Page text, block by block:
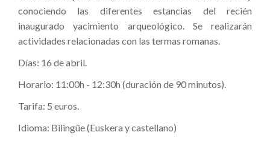
conociendo las diferentes estancias del recién
inaugurado yacimiento arqueológico. Se realizarán
actividades relacionadas con las termas romanas.
Días: 16 de abril.
Horario: 11:00h - 12:30h (duración de 90 minutos).
Tarifa: 5 euros.
Idioma: Bilingüe (Euskera y castellano)